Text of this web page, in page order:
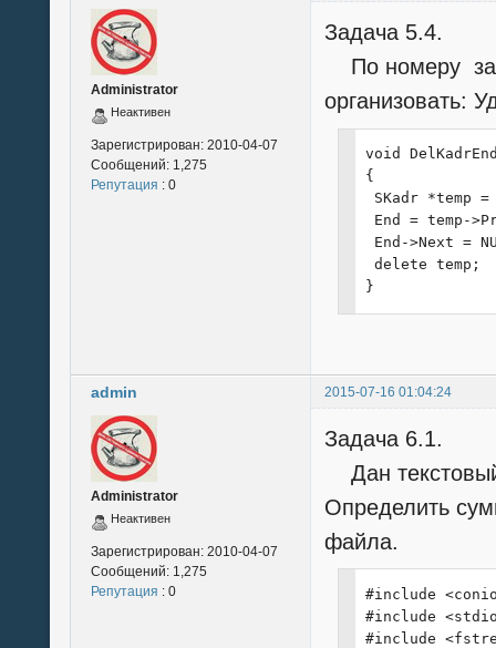
scanf("%d",
Start = Kadr;
End = Kadr;
clrscr();
PrintKadrs();
char
Find(findf);
Sort();
Kadr = Start;
for (int i=0;
{
scanf
printf("[%d]
scanf
printf("[%d]
scanf
printf("[%d]
scanf
printf("[%d]
Administrator
Неактивен
Зарегистрирован: 2010-04-07
Сообщений: 1,275
Репутация : 0
Задача 5.4.
По номеру
организовать:
void
{
SKadr *temp =
End = temp-
End->Next =
delete temp;
}
admin 2015-07-16 01:04:24
Administrator
Неактивен
Зарегистрирован: 2010-04-07
Сообщений: 1,275
Репутация : 0
Задача 6.1.
Дан
Определить
файла.
#include
#include
#include